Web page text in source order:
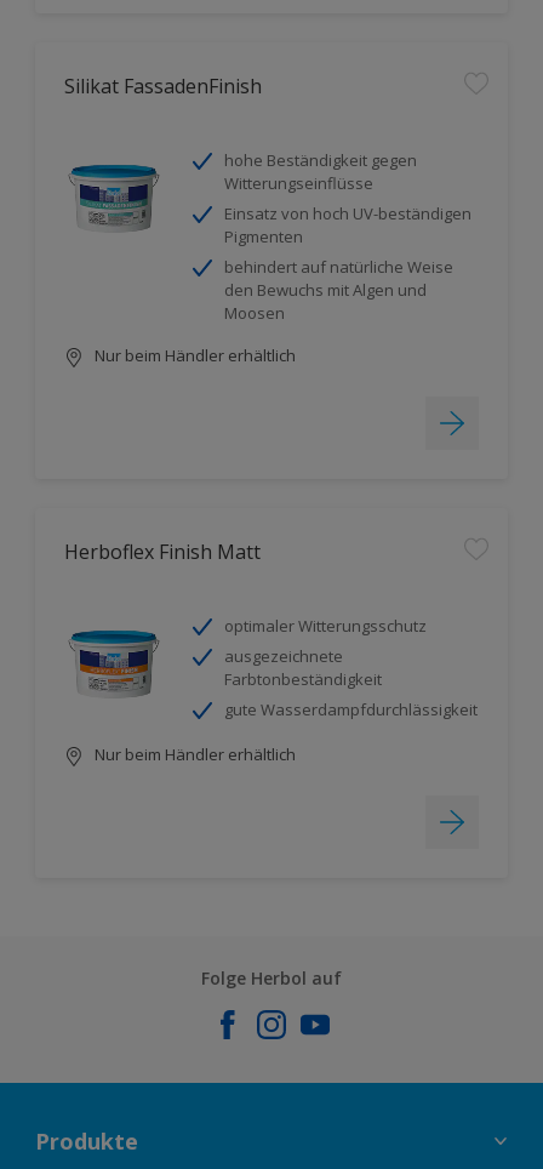
Silikat FassadenFinish
hohe Beständigkeit gegen
Witterungseinflüsse
Einsatz von hoch UV-beständigen
Pigmenten
behindert auf natürliche Weise
den Bewuchs mit Algen und
Moosen
Nur beim Händler erhältlich
Herboflex Finish Matt
optimaler Witterungsschutz
ausgezeichnete
Farbtonbeständigkeit
gute Wasserdampfdurchlässigkeit
Nur beim Händler erhältlich
Folge Herbol auf
Produkte